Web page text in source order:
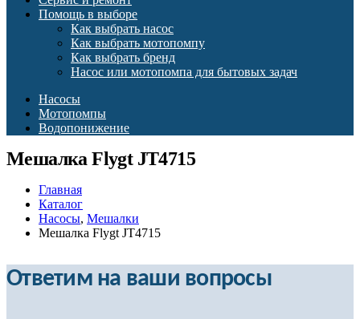
Помощь в выборе
Как выбрать насос
Как выбрать мотопомпу
Как выбрать бренд
Насос или мотопомпа для бытовых задач
Насосы
Мотопомпы
Водопонижение
Мешалка Flygt JT4715
Главная
Каталог
Насосы, Мешалки
Мешалка Flygt JT4715
Ответим на ваши вопросы